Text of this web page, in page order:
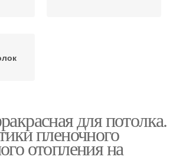
для потолка.
пленочного
отопления на